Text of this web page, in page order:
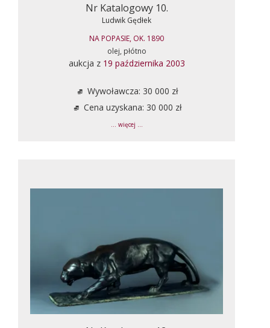
Nr Katalogowy 10.
Ludwik Gędłek
NA POPASIE, OK. 1890
olej, płótno
aukcja z 19 października 2003
Wywoławcza: 30 000 zł
Cena uzyskana: 30 000 zł
... więcej ...